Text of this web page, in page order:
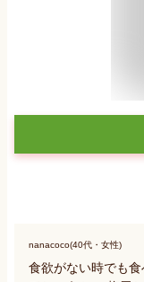
nanacoco(40代・女性)
食欲がない時でも